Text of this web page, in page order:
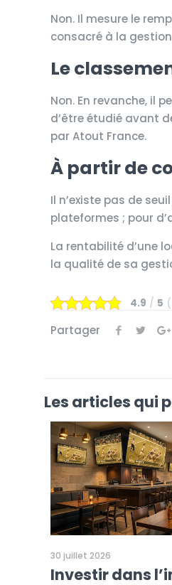
Non. Il mesure le
consacré à la
Le
Non. En revanche, il
d’être étudié avant
par Atout France.
À partir de
Il n’existe pas de
plateformes ; pour
La rentabilité d’une
la qualité de sa
4.9 / 5 (
Partager
Les articles qui
30 juillet 2026
Investir dans